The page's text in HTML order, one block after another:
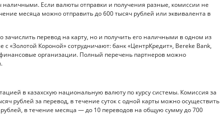
Если валюты отправки и получения разные, комиссии не
месяца можно отправить до 600 тысяч рублей или эквивалента в
перевод на карту, но и получить его наличными в одном из
с «Золотой Короной» сотрудничают: банк «ЦентрКредит», Bereke Bank,
организации. Полный перечень партнеров можно
в казахскую национальную валюту по курсу системы. Комиссия за
рублей за перевод, в течение суток с одной карты можно осуществить
в течение месяца — до 10 переводов на общую сумму до 700